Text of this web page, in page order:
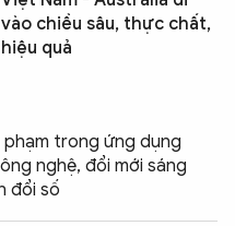
vào chiều sâu, thực chất,
hiệu quả
phạm trong ứng dụng
nghệ, đổi mới sáng
đổi số